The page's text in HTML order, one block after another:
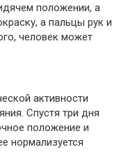
положении, а
а пальцы рук и
человек может
активности
Спустя три дня
положение и
нормализуется